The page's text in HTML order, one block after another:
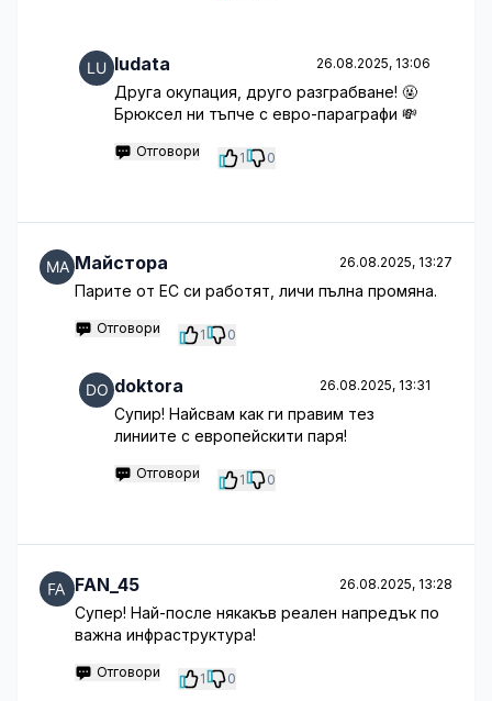
ludata 26.08.2025, 13:06
Друга окупация, друго разграбване! 🤬
Брюксел ни тъпче с евро-параграфи 💸
Отговори 1 0
Майстора 26.08.2025, 13:27
Парите от ЕС си работят, личи пълна промяна.
Отговори 1 0
doktora 26.08.2025, 13:31
Супир! Найсвам как ги правим тез
линиите с европейскити паря!
Отговори 1 0
FAN_45 26.08.2025, 13:28
Супер! Най-после някакъв реален напредък по
важна инфраструктура!
Отговори 1 0